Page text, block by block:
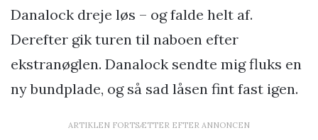
Danalock dreje løs – og falde helt af.
Derefter gik turen til naboen efter
ekstranøglen. Danalock sendte mig fluks en
ny bundplade, og så sad låsen fint fast igen.
ARTIKLEN FORTSÆTTER EFTER ANNONCEN